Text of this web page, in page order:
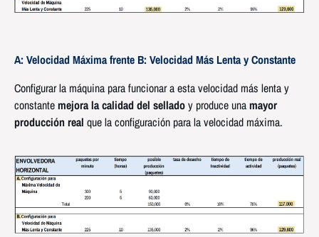
A: Velocidad Máxima frente B: Velocidad Más Lenta y Constante
Configurar la máquina para funcionar a esta velocidad más lenta y
constantemejora la calidad del selladoy produce unamayor
producción real que la configuración para la velocidad máxima.